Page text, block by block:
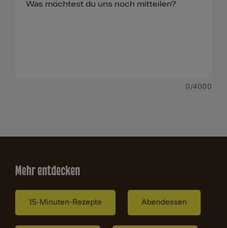
0 /4000
Mehr entdecken
15-Minuten-Rezepte Abendessen